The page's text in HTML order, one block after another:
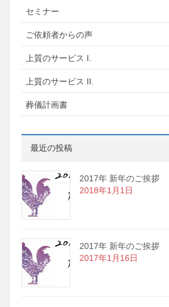
セミナー
ご依頼者からの声
上質のサービス I.
上質のサービス II.
葬儀計画書
最近の投稿
2017年 新年のご挨拶
2018年1月1日
2017年 新年のご挨拶
2017年1月16日